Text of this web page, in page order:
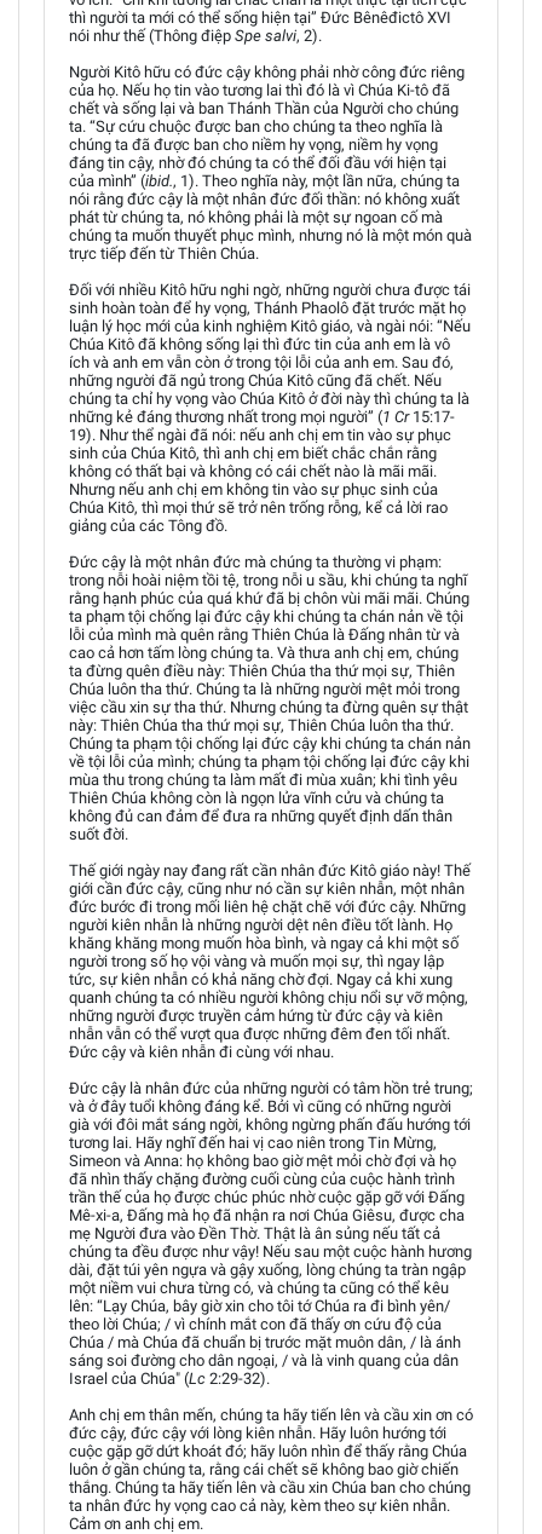
thì người ta mới có thể sống hiện tại” Đức Bênêđictô XVI
nói như thế (Thông điệp Spe salvi, 2).
Người Kitô hữu có đức cậy không phải nhờ công đức riêng
của họ. Nếu họ tin vào tương lai thì đó là vì Chúa Ki-tô đã
chết và sống lại và ban Thánh Thần của Người cho chúng
ta. “Sự cứu chuộc được ban cho chúng ta theo nghĩa là
chúng ta đã được ban cho niềm hy vọng, niềm hy vọng
đáng tin cậy, nhờ đó chúng ta có thể đối đầu với hiện tại
của mình” (ibid., 1). Theo nghĩa này, một lần nữa, chúng ta
nói rằng đức cậy là một nhân đức đối thần: nó không xuất
phát từ chúng ta, nó không phải là một sự ngoan cố mà
chúng ta muốn thuyết phục mình, nhưng nó là một món quà
trực tiếp đến từ Thiên Chúa.
Đối với nhiều Kitô hữu nghi ngờ, những người chưa được tái
sinh hoàn toàn để hy vọng, Thánh Phaolô đặt trước mặt họ
luận lý học mới của kinh nghiệm Kitô giáo, và ngài nói: “Nếu
Chúa Kitô đã không sống lại thì đức tin của anh em là vô
ích và anh em vẫn còn ở trong tội lỗi của anh em. Sau đó,
những người đã ngủ trong Chúa Kitô cũng đã chết. Nếu
chúng ta chỉ hy vọng vào Chúa Kitô ở đời này thì chúng ta là
những kẻ đáng thương nhất trong mọi người” (1 Cr 15:17-
19). Như thể ngài đã nói: nếu anh chị em tin vào sự phục
sinh của Chúa Kitô, thì anh chị em biết chắc chắn rằng
không có thất bại và không có cái chết nào là mãi mãi.
Nhưng nếu anh chị em không tin vào sự phục sinh của
Chúa Kitô, thì mọi thứ sẽ trở nên trống rỗng, kể cả lời rao
giảng của các Tông đồ.
Đức cậy là một nhân đức mà chúng ta thường vi phạm:
trong nỗi hoài niệm tồi tệ, trong nỗi u sầu, khi chúng ta nghĩ
rằng hạnh phúc của quá khứ đã bị chôn vùi mãi mãi. Chúng
ta phạm tội chống lại đức cậy khi chúng ta chán nản về tội
lỗi của mình mà quên rằng Thiên Chúa là Đấng nhân từ và
cao cả hơn tấm lòng chúng ta. Và thưa anh chị em, chúng
ta đừng quên điều này: Thiên Chúa tha thứ mọi sự, Thiên
Chúa luôn tha thứ. Chúng ta là những người mệt mỏi trong
việc cầu xin sự tha thứ. Nhưng chúng ta đừng quên sự thật
này: Thiên Chúa tha thứ mọi sự, Thiên Chúa luôn tha thứ.
Chúng ta phạm tội chống lại đức cậy khi chúng ta chán nản
về tội lỗi của mình; chúng ta phạm tội chống lại đức cậy khi
mùa thu trong chúng ta làm mất đi mùa xuân; khi tình yêu
Thiên Chúa không còn là ngọn lửa vĩnh cửu và chúng ta
không đủ can đảm để đưa ra những quyết định dấn thân
suốt đời.
Thế giới ngày nay đang rất cần nhân đức Kitô giáo này! Thế
giới cần đức cậy, cũng như nó cần sự kiên nhẫn, một nhân
đức bước đi trong mối liên hệ chặt chẽ với đức cậy. Những
người kiên nhẫn là những người dệt nên điều tốt lành. Họ
khăng khăng mong muốn hòa bình, và ngay cả khi một số
người trong số họ vội vàng và muốn mọi sự, thì ngay lập
tức, sự kiên nhẫn có khả năng chờ đợi. Ngay cả khi xung
quanh chúng ta có nhiều người không chịu nổi sự vỡ mộng,
những người được truyền cảm hứng từ đức cậy và kiên
nhẫn vẫn có thể vượt qua được những đêm đen tối nhất.
Đức cậy và kiên nhẫn đi cùng với nhau.
Đức cậy là nhân đức của những người có tâm hồn trẻ trung;
và ở đây tuổi không đáng kể. Bởi vì cũng có những người
già với đôi mắt sáng ngời, không ngừng phấn đấu hướng tới
tương lai. Hãy nghĩ đến hai vị cao niên trong Tin Mừng,
Simeon và Anna: họ không bao giờ mệt mỏi chờ đợi và họ
đã nhìn thấy chặng đường cuối cùng của cuộc hành trình
trần thế của họ được chúc phúc nhờ cuộc gặp gỡ với Đấng
Mê-xi-a, Đấng mà họ đã nhận ra nơi Chúa Giêsu, được cha
mẹ Người đưa vào Đền Thờ. Thật là ân sủng nếu tất cả
chúng ta đều được như vậy! Nếu sau một cuộc hành hương
dài, đặt túi yên ngựa và gậy xuống, lòng chúng ta tràn ngập
một niềm vui chưa từng có, và chúng ta cũng có thể kêu
lên: “Lạy Chúa, bây giờ xin cho tôi tớ Chúa ra đi bình yên/
theo lời Chúa; / vì chính mắt con đã thấy ơn cứu độ của
Chúa / mà Chúa đã chuẩn bị trước mặt muôn dân, / là ánh
sáng soi đường cho dân ngoại, / và là vinh quang của dân
Israel của Chúa" (Lc 2:29-32).
Anh chị em thân mến, chúng ta hãy tiến lên và cầu xin ơn có
đức cậy, đức cậy với lòng kiên nhẫn. Hãy luôn hướng tới
cuộc gặp gỡ dứt khoát đó; hãy luôn nhìn để thấy rằng Chúa
luôn ở gần chúng ta, rằng cái chết sẽ không bao giờ chiến
thắng. Chúng ta hãy tiến lên và cầu xin Chúa ban cho chúng
ta nhân đức hy vọng cao cả này, kèm theo sự kiên nhẫn.
Cảm ơn anh chị em.